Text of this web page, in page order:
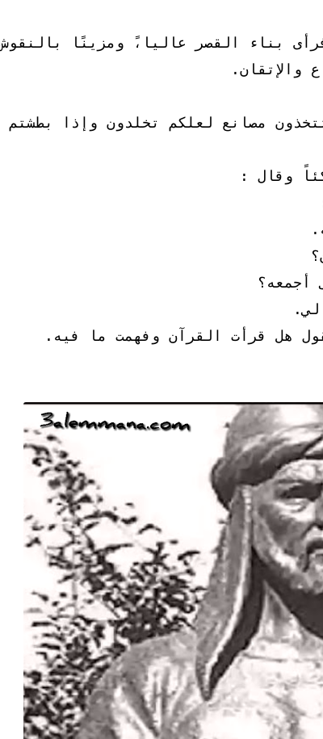
بناء القصر عاليا،ً ومزينًا بالنقوش
والإتقان.
مصانع لعلكم تخلدون وإذا بطشتم
وقال :
أجمعه؟
هل قرأت القرآن وفهمت ما فيه.